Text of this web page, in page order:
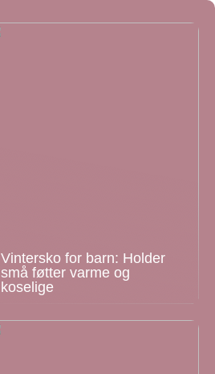
Vintersko for barn: Holder
små føtter varme og
koselige